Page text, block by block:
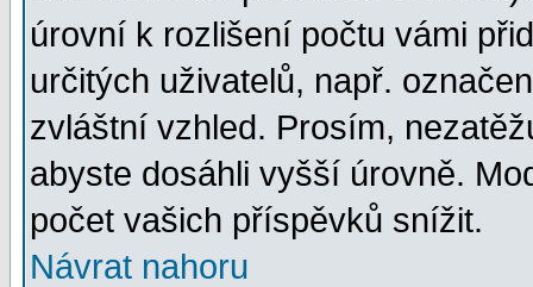
úrovní k rozlišení počtu vámi
určitých uživatelů, např.
zvláštní vzhled. Prosím,
abyste dosáhli vyšší úrovně.
počet vašich příspěvků snížit.
Návrat nahoru